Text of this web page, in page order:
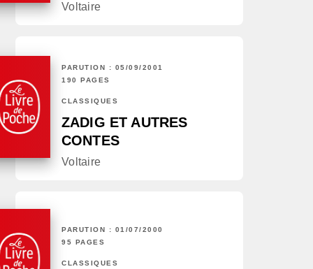
Voltaire
PARUTION : 05/09/2001
190 PAGES
CLASSIQUES
ZADIG ET AUTRES
CONTES
Voltaire
PARUTION : 01/07/2000
95 PAGES
CLASSIQUES